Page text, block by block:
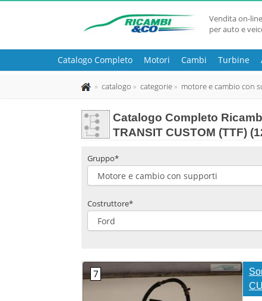
Vendita on-
per auto e
Catalogo Completo Motori Cambi Turbine
catalogo categorie motore e cambio con
Catalogo Completo
TRANSIT CUSTOM (TTF)
Gruppo*
Costruttore*